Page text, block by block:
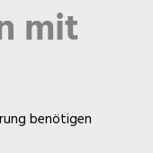
mit
benötigen